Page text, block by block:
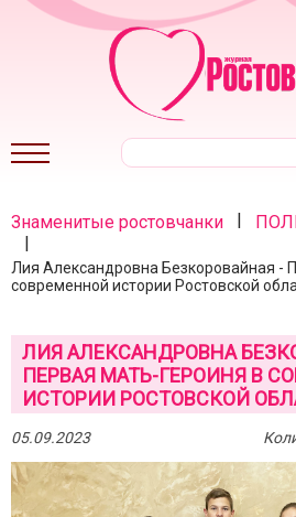
Знаменитые ростовчанки |
Лия Александровна Безкоровайная
современной истории Ростовской
ЛИЯ АЛЕКСАНДРОВНА
ПЕРВАЯ МАТЬ-ГЕРОИНЯ В
ИСТОРИИ РОСТОВСКОЙ
05.09.2023